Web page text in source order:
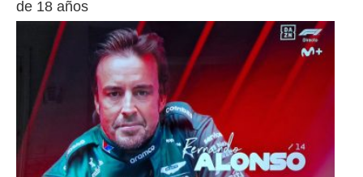
de 18 años